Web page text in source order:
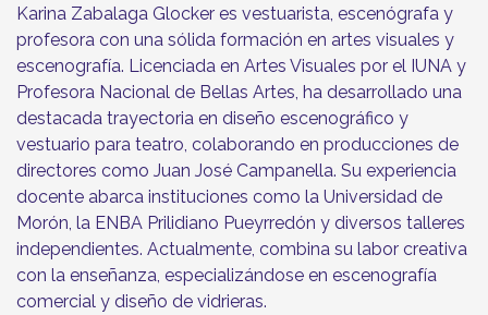
Karina Zabalaga Glocker es vestuarista, escenógrafa y
profesora con una sólida formación en artes visuales y
escenografía. Licenciada en Artes Visuales por el IUNA y
Profesora Nacional de Bellas Artes, ha desarrollado una
destacada trayectoria en diseño escenográfico y
vestuario para teatro, colaborando en producciones de
directores como Juan José Campanella. Su experiencia
docente abarca instituciones como la Universidad de
Morón, la ENBA Prilidiano Pueyrredón y diversos talleres
independientes. Actualmente, combina su labor creativa
con la enseñanza, especializándose en escenografía
comercial y diseño de vidrieras.